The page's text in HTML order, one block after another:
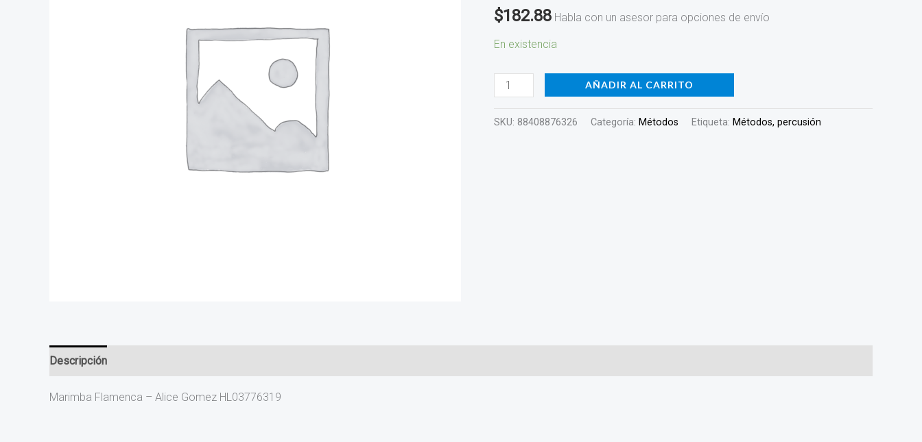
$182.88 Habla con un asesor para opciones de envío
En existencia
cantidad
AÑADIR AL CARRITO
SKU: 88408876326 Categoría: Métodos Etiqueta: Métodos, percusión
Descripción
Marimba Flamenca – Alice Gomez HL03776319